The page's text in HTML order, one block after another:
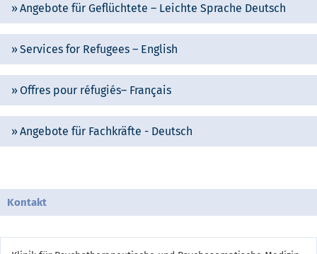
Angebote für Geflüchtete – Leichte Sprache Deutsch
Services for Refugees – English
Offres pour réfugiés– Français
Angebote für Fachkräfte - Deutsch
Kontakt